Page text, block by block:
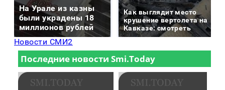
На Урале из казны
были украдены 18
миллионов рублей
Как выглядит место
крушение вертолета на
Кавказе: смотреть
Новости СМИ2